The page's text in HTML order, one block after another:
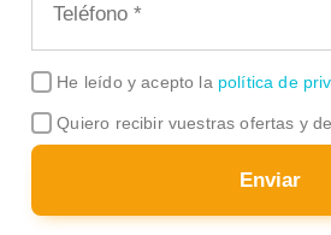
He leído y acepto la política de
Quiero recibir vuestras ofertas y
Enviar